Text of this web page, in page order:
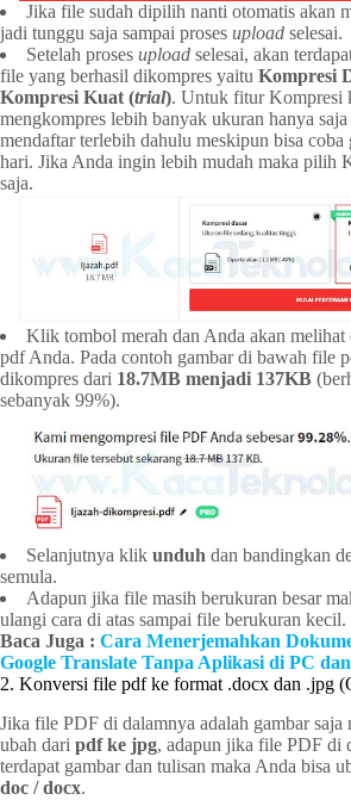
Jika file sudah dipilih nanti otomatis akan
jadi tunggu saja sampai proses upload selesai.
Setelah proses upload selesai, akan
file yang berhasil dikompres yaitu Kompresi
Kompresi Kuat (trial). Untuk fitur Kompresi
mengkompres lebih banyak ukuran hanya
mendaftar terlebih dahulu meskipun bisa coba
hari. Jika Anda ingin lebih mudah maka pilih
saja.
Klik tombol merah dan Anda akan
pdf Anda. Pada contoh gambar di bawah file
dikompres dari 18.7MB menjadi 137KB
sebanyak 99%).
Selanjutnya klik unduh dan bandingkan
semula.
Adapun jika file masih berukuran besar
ulangi cara di atas sampai file berukuran kecil.
Baca Juga : Cara Menerjemahkan
Google Translate Tanpa Aplikasi di PC
2. Konversi file pdf ke format .docx dan .jpg
Jika file PDF di dalamnya adalah gambar saja
ubah dari pdf ke jpg, adapun jika file PDF di
terdapat gambar dan tulisan maka Anda bisa
doc / docx.